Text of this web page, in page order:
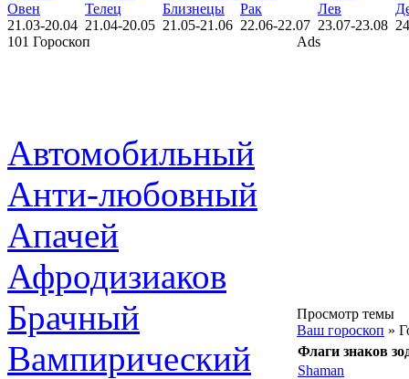
Овен
21.03-20.04
Телец
21.04-20.05
Близнецы
21.05-21.06
Рак
22.06-22.07
Лев
23.07-23.08
101 Гороскоп
Автомобильный
Анти-любовный
Апачей
Афродизиаков
Брачный
Вампирический
Ads
Просмотр темы
Ваш гороскоп »
Флаги знаков
Shaman